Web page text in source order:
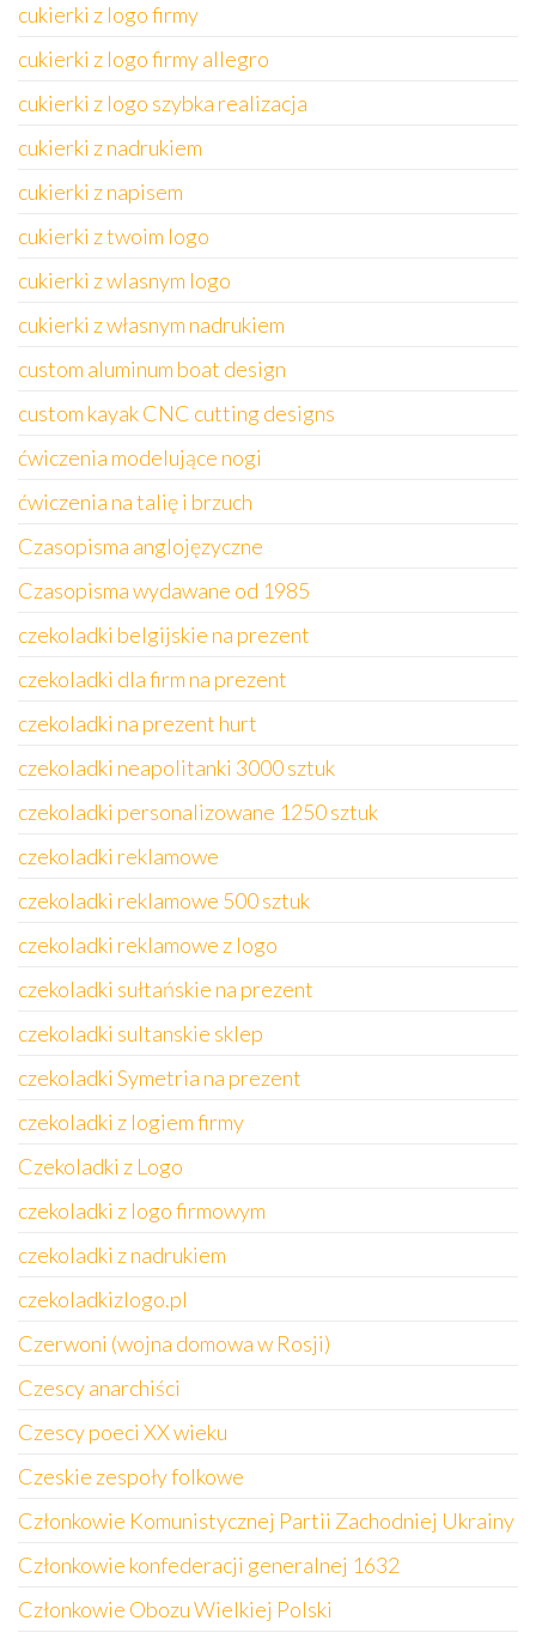
cukierki z logo firmy
cukierki z logo firmy allegro
cukierki z logo szybka realizacja
cukierki z nadrukiem
cukierki z napisem
cukierki z twoim logo
cukierki z wlasnym logo
cukierki z własnym nadrukiem
custom aluminum boat design
custom kayak CNC cutting designs
ćwiczenia modelujące nogi
ćwiczenia na talię i brzuch
Czasopisma anglojęzyczne
Czasopisma wydawane od 1985
czekoladki belgijskie na prezent
czekoladki dla firm na prezent
czekoladki na prezent hurt
czekoladki neapolitanki 3000 sztuk
czekoladki personalizowane 1250 sztuk
czekoladki reklamowe
czekoladki reklamowe 500 sztuk
czekoladki reklamowe z logo
czekoladki sułtańskie na prezent
czekoladki sultanskie sklep
czekoladki Symetria na prezent
czekoladki z logiem firmy
Czekoladki z Logo
czekoladki z logo firmowym
czekoladki z nadrukiem
czekoladkizlogo.pl
Czerwoni (wojna domowa w Rosji)
Czescy anarchiści
Czescy poeci XX wieku
Czeskie zespoły folkowe
Członkowie Komunistycznej Partii Zachodniej Ukrainy
Członkowie konfederacji generalnej 1632
Członkowie Obozu Wielkiej Polski